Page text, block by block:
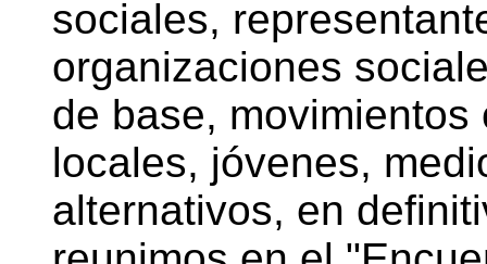
sociales,
organizaciones
de base,
locales, jóvenes,
alternativos, en